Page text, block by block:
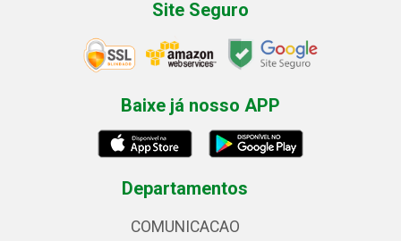
Site Seguro
Baixe já nosso APP
Departamentos
COMUNICACAO